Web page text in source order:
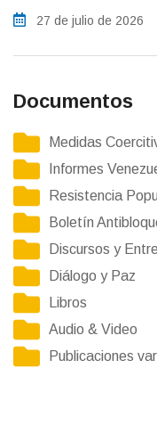
27 de julio de 2026
Documentos
Medidas
Informes
Resistencia
Boletín
Discursos y
Diálogo y Paz
Libros
Audio & Video
Publicaciones